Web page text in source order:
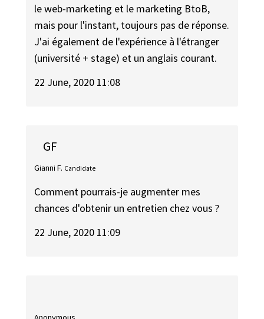
le web-marketing et le marketing BtoB,
mais pour l'instant, toujours pas de réponse.
J'ai également de l'expérience à l'étranger
(université + stage) et un anglais courant.
22 June, 2020 11:08
GF
Gianni F. Candidate
Comment pourrais-je augmenter mes
chances d'obtenir un entretien chez vous ?
22 June, 2020 11:09